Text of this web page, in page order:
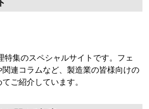
特集のスペシャルサイトです。フェ
連コラムなど、製造業の皆様向けの
ご紹介しています。